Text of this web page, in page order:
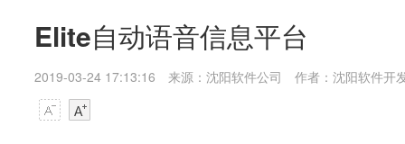
Elite自动语音信息平台
2019-03-24 17:13:16 来源：沈阳软件公司 作者：沈阳软件开